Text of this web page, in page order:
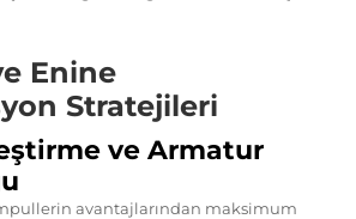
Enine
Stratejileri
ve Armatur
avantajlarından maksimum